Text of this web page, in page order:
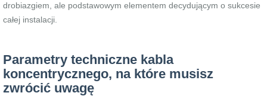
drobiazgiem, ale podstawowym elementem decydującym o sukcesie
całej instalacji.
Parametry techniczne kabla
koncentrycznego, na które musisz
zwrócić uwagę